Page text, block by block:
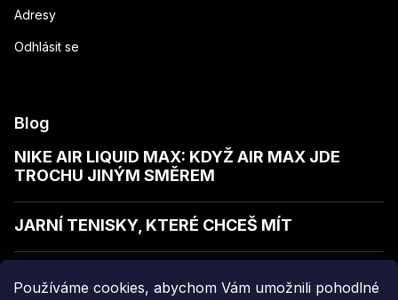
Používáme cookies, abychom Vám umožnili pohodlné
Adresy
Odhlásit se
Blog
NIKE AIR LIQUID MAX: KDYŽ AIR MAX JDE
TROCHU JINÝM SMĚREM
JARNÍ TENISKY, KTERÉ CHCEŠ MÍT